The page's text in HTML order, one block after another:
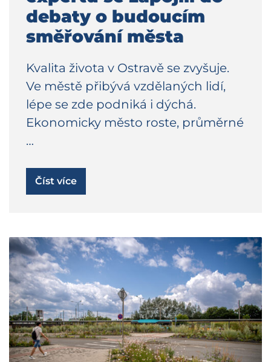
debaty o budoucím
směřování města
Kvalita života v Ostravě se zvyšuje.
Ve městě přibývá vzdělaných lidí,
lépe se zde podniká i dýchá.
Ekonomicky město roste, průměrné
…
Číst více